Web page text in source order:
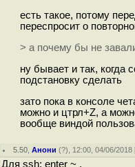
есть такое, потому
переспросит о
> а почему бы не
ну бывает и так, когда
подстановку сделать
зато пока в консоле
можно и цтрл+Z, а
вообще виндой
5.50 ,Анони (?), 12:00, 04/06/2018
Для ssh: enter ~ .